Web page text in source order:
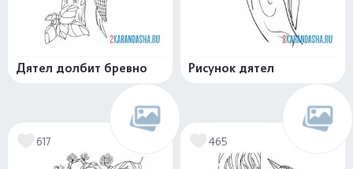
Дятел долбит бревно Рисунок дятел
617 465